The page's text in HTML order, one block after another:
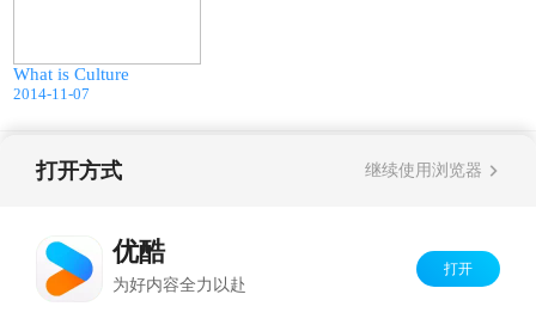
What is Culture
2014-11-07
版权所有
打开方式 继续使用浏览器
优酷
为好内容全力以赴
打开